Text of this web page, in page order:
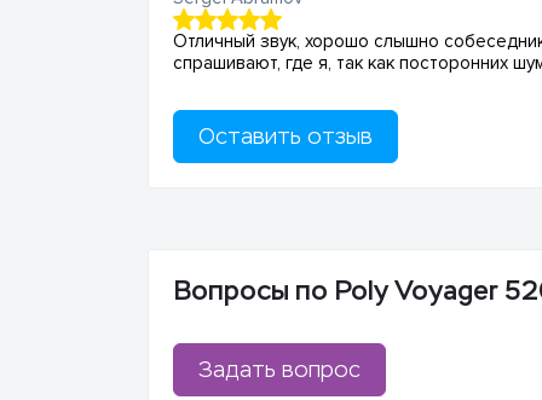
Отличный звук, хорошо слышно
спрашивают, где я, так как посторонних
Оставить отзыв
Вопросы по Poly Voyager
Задать вопрос